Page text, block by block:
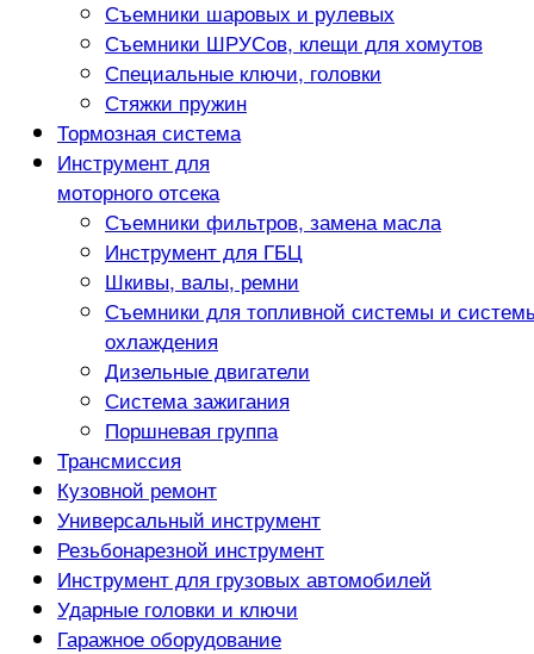
Съемники шаровых и рулевых
Съемники ШРУСов, клещи для хомутов
Специальные ключи, головки
Стяжки пружин
Тормозная система
Инструмент для
моторного отсека
Съемники фильтров, замена масла
Инструмент для ГБЦ
Шкивы, валы, ремни
Съемники для топливной системы и
охлаждения
Дизельные двигатели
Система зажигания
Поршневая группа
Трансмиссия
Кузовной ремонт
Универсальный инструмент
Резьбонарезной инструмент
Инструмент для грузовых автомобилей
Ударные головки и ключи
Гаражное оборудование